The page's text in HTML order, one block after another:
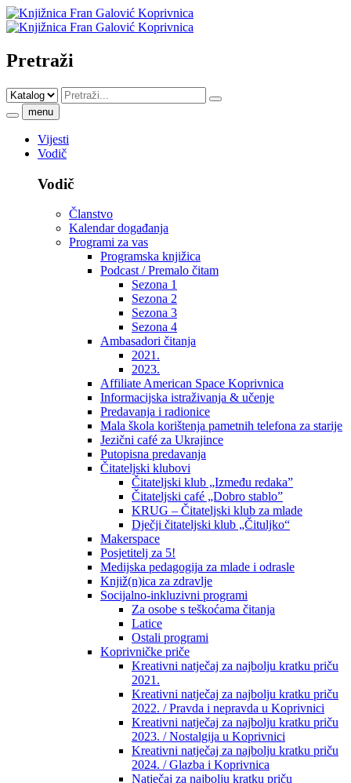
Pretraži
menu
Vijesti
Vodič
Vodič
Članstvo
Kalendar događanja
Programi za vas
Programska knjižica
Podcast / Premalo čitam
Sezona 1
Sezona 2
Sezona 3
Sezona 4
Ambasadori čitanja
2021.
2023.
Affiliate American Space Koprivnica
Informacijska istraživanja & učenje
Predavanja i radionice
Mala škola korištenja pametnih telefona za starije
Jezični café za Ukrajince
Putopisna predavanja
Čitateljski klubovi
Čitateljski klub „Između redaka”
Čitateljski café „Dobro stablo”
KRUG – Čitateljski klub za mlade
Dječji čitateljski klub „Čituljko“
Makerspace
Posjetitelj za 5!
Medijska pedagogija za mlade i odrasle
Knjiž(n)ica za zdravlje
Socijalno-inkluzivni programi
Za osobe s teškoćama čitanja
Latice
Ostali programi
Koprivničke priče
Kreativni natječaj za najbolju kratku priču
2021.
Kreativni natječaj za najbolju kratku priču
2022. / Pravda i nepravda u Koprivnici
Kreativni natječaj za najbolju kratku priču
2023. / Nostalgija u Koprivnici
Kreativni natječaj za najbolju kratku priču
2024. / Glazba i Koprivnica
Natječaj za najbolju kratku priču